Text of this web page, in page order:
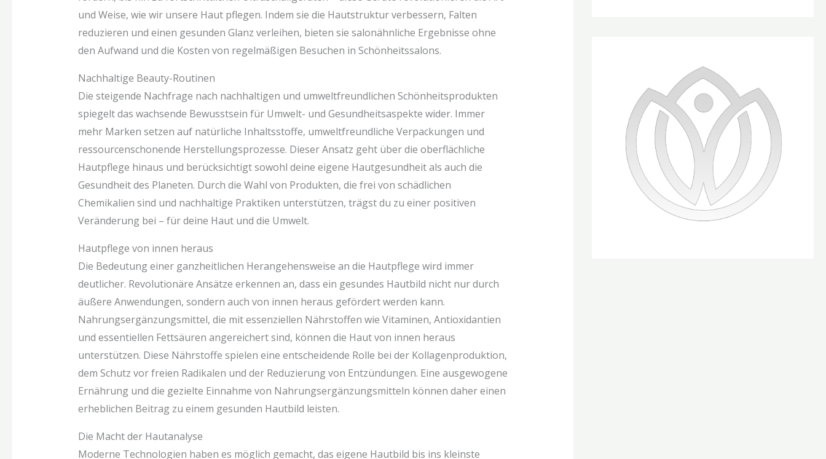
und Weise, wie wir unsere Haut pflegen. Indem sie die Hautstruktur verbessern, Falten
reduzieren und einen gesunden Glanz verleihen, bieten sie salonähnliche Ergebnisse ohne
den Aufwand und die Kosten von regelmäßigen Besuchen in Schönheitssalons.
Nachhaltige Beauty-Routinen
Die steigende Nachfrage nach nachhaltigen und umweltfreundlichen Schönheitsprodukten
spiegelt das wachsende Bewusstsein für Umwelt- und Gesundheitsaspekte wider. Immer
mehr Marken setzen auf natürliche Inhaltsstoffe, umweltfreundliche Verpackungen und
ressourcenschonende Herstellungsprozesse. Dieser Ansatz geht über die oberflächliche
Hautpflege hinaus und berücksichtigt sowohl deine eigene Hautgesundheit als auch die
Gesundheit des Planeten. Durch die Wahl von Produkten, die frei von schädlichen
Chemikalien sind und nachhaltige Praktiken unterstützen, trägst du zu einer positiven
Veränderung bei – für deine Haut und die Umwelt.
Hautpflege von innen heraus
Die Bedeutung einer ganzheitlichen Herangehensweise an die Hautpflege wird immer
deutlicher. Revolutionäre Ansätze erkennen an, dass ein gesundes Hautbild nicht nur durch
äußere Anwendungen, sondern auch von innen heraus gefördert werden kann.
Nahrungsergänzungsmittel, die mit essenziellen Nährstoffen wie Vitaminen, Antioxidantien
und essentiellen Fettsäuren angereichert sind, können die Haut von innen heraus
unterstützen. Diese Nährstoffe spielen eine entscheidende Rolle bei der Kollagenproduktion,
dem Schutz vor freien Radikalen und der Reduzierung von Entzündungen. Eine ausgewogene
Ernährung und die gezielte Einnahme von Nahrungsergänzungsmitteln können daher einen
erheblichen Beitrag zu einem gesunden Hautbild leisten.
Die Macht der Hautanalyse
Moderne Technologien haben es möglich gemacht, das eigene Hautbild bis ins kleinste